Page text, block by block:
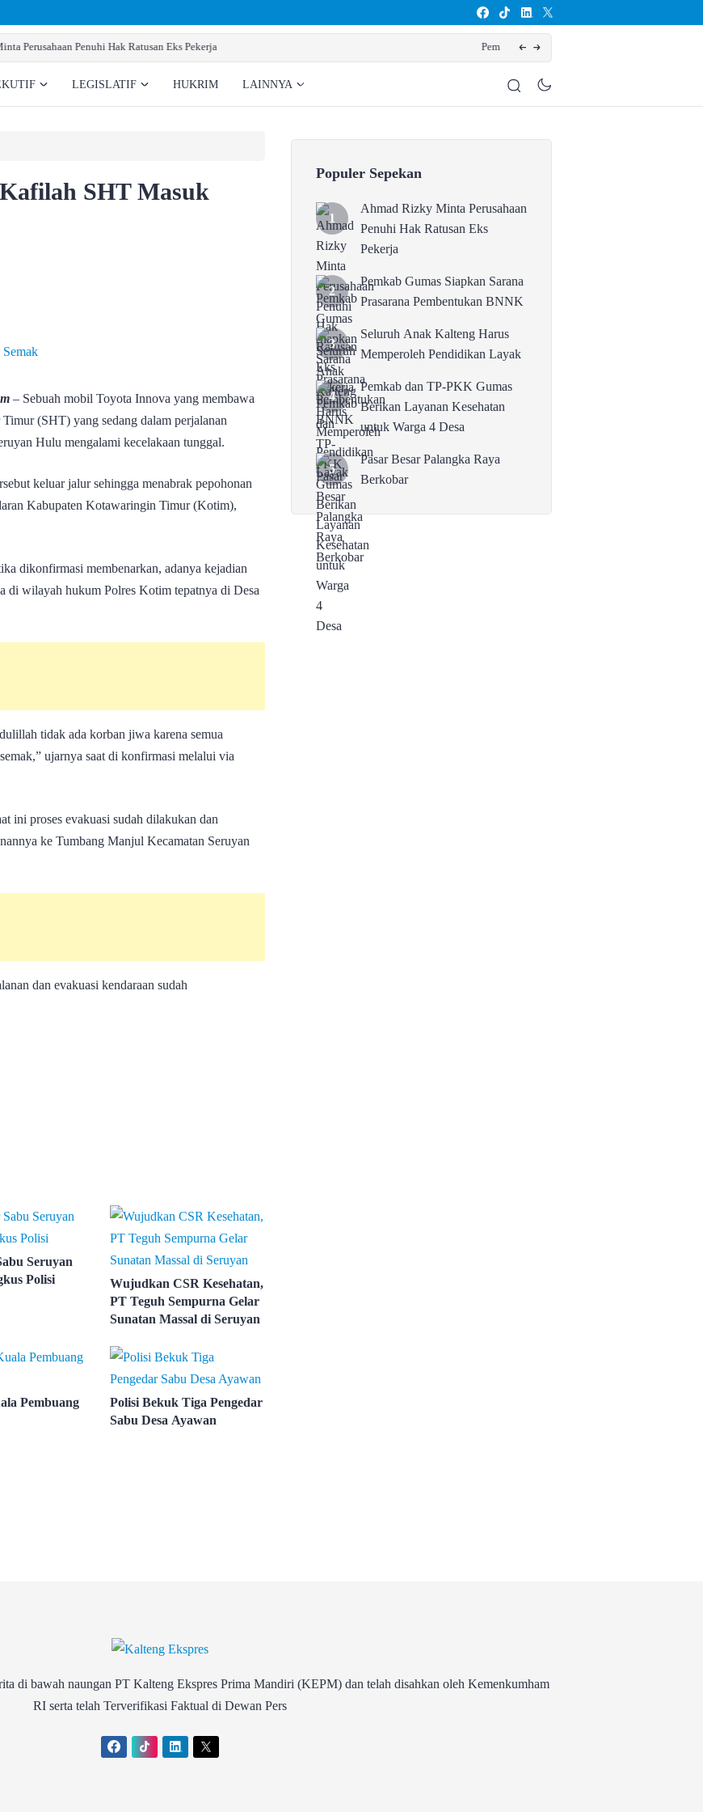
Pemkab Gumas Siapkan Sarana Prasarana Pembentukan BNNK
LEGISLATIF HUKRIM LAINNYA
SHT Masuk
– Sebuah mobil Toyota Innova yang membawa
(SHT) yang sedang dalam perjalanan
Hulu mengalami kecelakaan tunggal.
keluar jalur sehingga menabrak pepohonan
Kabupaten Kotawaringin Timur (Kotim),
dikonfirmasi membenarkan, adanya kejadian
di wilayah hukum Polres Kotim tepatnya di Desa
tidak ada korban jiwa karena semua
ujarnya saat di konfirmasi melalui via
ini proses evakuasi sudah dilakukan dan
ke Tumbang Manjul Kecamatan Seruyan
dan evakuasi kendaraan sudah
Seruyan
Polisi
Wujudkan CSR Kesehatan,
PT Teguh Sempurna Gelar
Sunatan Massal di Seruyan
Pembuang
Polisi Bekuk Tiga Pengedar
Sabu Desa Ayawan
Populer Sepekan
Ahmad Rizky Minta Perusahaan
Penuhi Hak Ratusan Eks
Pekerja
Pemkab Gumas Siapkan Sarana
Prasarana Pembentukan BNNK
Seluruh Anak Kalteng Harus
Memperoleh Pendidikan Layak
Pemkab dan TP-PKK Gumas
Berikan Layanan Kesehatan
untuk Warga 4 Desa
Pasar Besar Palangka Raya
Berkobar
di bawah naungan PT Kalteng Ekspres Prima Mandiri (KEPM) dan telah disahkan oleh Kemenkumham
RI serta telah Terverifikasi Faktual di Dewan Pers